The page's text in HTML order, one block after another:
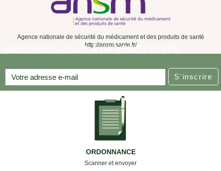
Agence nationale de sécurité du médicament et des produits de santé
http://ansm.sante.fr/
INSCRIVEZ-VOUS À LA NEWSLETTER
S'inscrire
ORDONNANCE
Scanner et envoyer